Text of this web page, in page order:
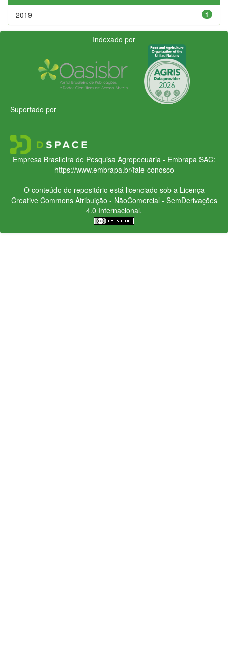
1
2019
Indexado por
Suportado por
Empresa Brasileira de Pesquisa Agropecuária - Embrapa SAC:
https://www.embrapa.br/fale-conosco
O conteúdo do repositório está licenciado sob a Licença
Creative CommonsAtribuição - NãoComercial - SemDerivações
4.0 Internacional.